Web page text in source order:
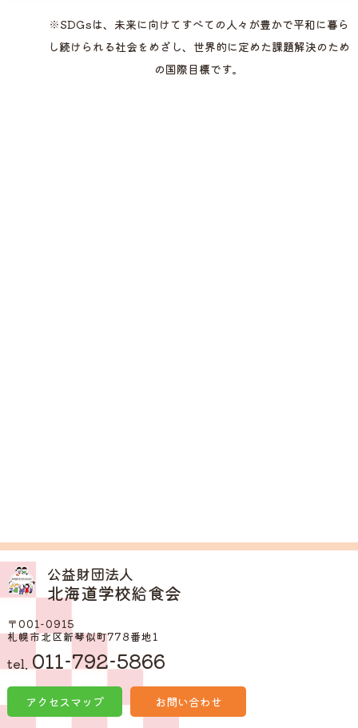
※SDGsは、未来に向けてすべての人々が豊かで平和に暮ら
し続けられる社会をめざし、世界的に定めた課題解決のため
の国際目標です。
公益財団法人
北海道学校給食会
〒001-0915
札幌市北区新琴似町778番地1
tel. 011-792-5866
アクセスマップ お問い合わせ